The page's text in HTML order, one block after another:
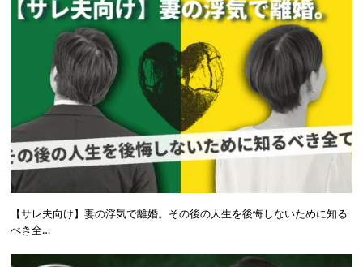
【サレ夫向け】妻の浮気で離婚。その後の人生を後悔しないために知る
べき全…